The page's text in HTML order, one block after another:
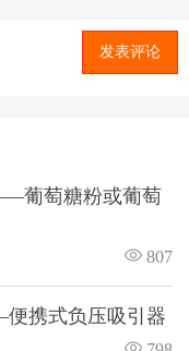
发表评论
葡萄糖粉或葡萄
807
携式负压吸引器